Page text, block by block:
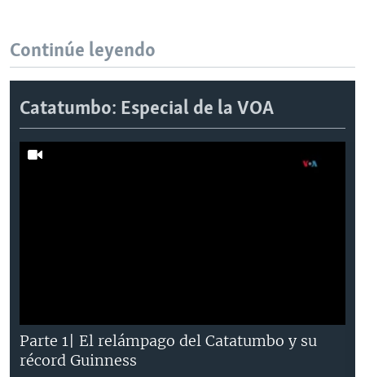
Continúe leyendo
Catatumbo: Especial de la VOA
Parte 1| El relámpago del Catatumbo y su
récord Guinness